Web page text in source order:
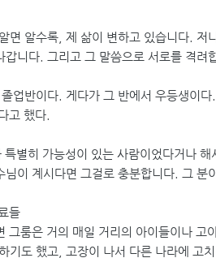
면 알수록, 제 삶이 변하고 있습니다.
갑니다. 그리고 그 말씀으로 서로를 격려
업반이다. 게다가 그 반에서 우등생이
고 했다.
특별히 가능성이 있는 사람이었다거나
님이 계시다면 그걸로 충분합니다. 그 분
들
그룸은 거의 매일 거리의 아이들이나 고
기도 했고, 고장이 나서 다른 나라에 고